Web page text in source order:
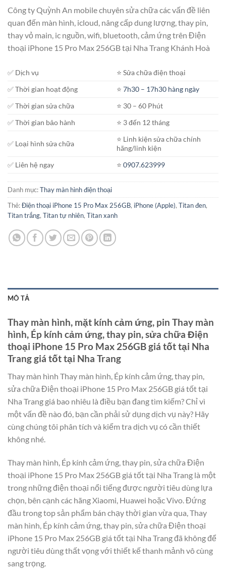
Công ty Quỳnh An mobile chuyên sửa chữa các vấn đề liên
quan đến màn hình, icloud, nâng cấp dung lượng, thay pin,
thay vỏ main, ic nguồn, wifi, bluetooth, cảm ứng trên Điện
thoại iPhone 15 Pro Max 256GB tại Nha Trang Khánh Hoà
✅ Dịch vụ
⭐️ Sửa chữa điện thoại
✅ Thời gian hoạt động
⭐️7h30 – 17h30 hàng ngày
✅ Thời gian sửa chữa
⭐️ 30 – 60 Phút
✅ Thời gian bảo hành
⭐️ 3 đến 12 tháng
✅ Loại hình sửa chữa
⭐️ Linh kiện sửa chữa chính
hãng/linh kiện
✅ Liên hệ ngay
⭐️0907.623999
Danh mục:Thay màn hình điện thoại
Thẻ:Điện thoại iPhone 15 Pro Max 256GB, iPhone (Apple), Titan đen,
Titan trắng, Titan tự nhiên, Titan xanh
MÔ TẢ
Thay màn hình, mặt kính cảm ứng, pin Thay màn
hình, Ép kính cảm ứng, thay pin, sửa chữa Điện
thoại iPhone 15 Pro Max 256GB giá tốt tại Nha
Trang giá tốt tại Nha Trang
Thay màn hình Thay màn hình, Ép kính cảm ứng, thay pin,
sửa chữa Điện thoại iPhone 15 Pro Max 256GB giá tốt tại
Nha Trang giá bao nhiêu là điều bạn đang tìm kiếm? Chỉ vì
một vấn đề nào đó, bạn cần phải sử dụng dịch vụ này? Hãy
cùng chúng tôi phân tích và kiểm tra dịch vụ có cần thiết
không nhé.
Thay màn hình, Ép kính cảm ứng, thay pin, sửa chữa Điện
thoại iPhone 15 Pro Max 256GB giá tốt tại Nha Trang là một
trong những điện thoại nổi tiếng được người tiêu dùng lựa
chọn, bên cạnh các hãng Xiaomi, Huawei hoặc Vivo. Đứng
đầu trong top sản phẩm bán chạy thời gian vừa qua, Thay
màn hình, Ép kính cảm ứng, thay pin, sửa chữa Điện thoại
iPhone 15 Pro Max 256GB giá tốt tại Nha Trang đã không để
người tiêu dùng thất vọng với thiết kế thanh mảnh vô cùng
sang trọng.